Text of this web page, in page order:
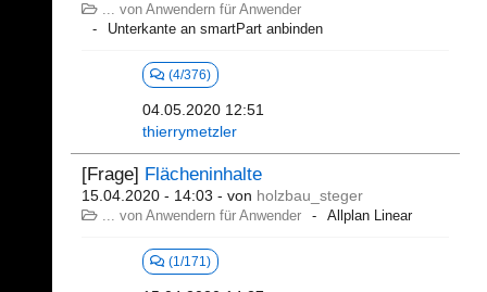
... von Anwendern für Anwender
Unterkante an smartPart anbinden
(4/376)
04.05.2020 12:51
thierrymetzler
[Frage] Flächeninhalte
15.04.2020 - 14:03 - von holzbau_steger
... von Anwendern für Anwender Allplan Linear
(1/171)